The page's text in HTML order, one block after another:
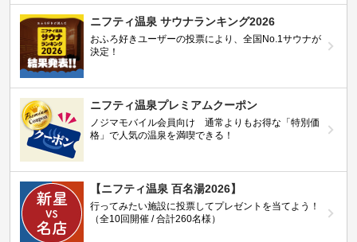
ニフティ温泉 サウナランキング2026
おふろ好きユーザーの投票により、全国No.1サウナが
決定！
ニフティ温泉プレミアムクーポン
ノジマモバイル会員向け 通常よりもお得な「特別価
格」で人気の温泉を満喫できる！
【ニフティ温泉 百名湯2026】
行ってみたい施設に投票してプレゼントを当てよう！
（全10回開催 / 合計260名様）